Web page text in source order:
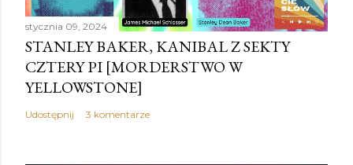
stycznia 09, 2024
STANLEY BAKER, KANIBAL Z SEKTY
CZTERY PI [MORDERSTWO W
YELLOWSTONE]
Udostępnij 3 komentarze